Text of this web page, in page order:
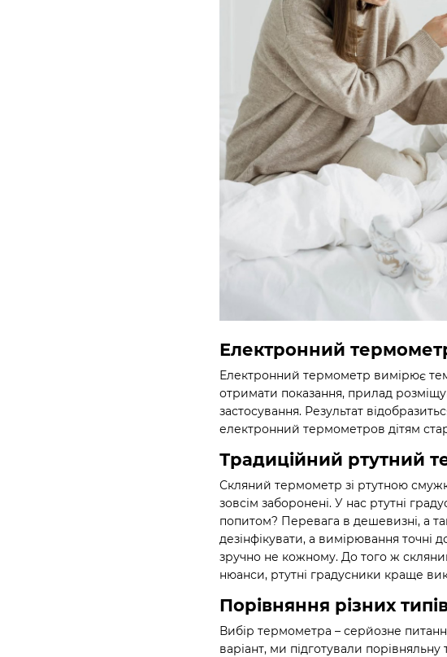
Електронний
Електронний термометр вимірює
отримати показання, прилад
застосування. Результат
електронний термометров дітям
Традиційний ртутний
Скляний термометр зі ртутною
зовсім заборонені. У нас ртутні
попитом? Перевага в дешевизні, а
дезінфікувати, а вимірювання точні
зручно не кожному. До того ж
нюанси, ртутні градусники краще
Порівняння різних
Вибір термометра – серйозне
варіант, ми підготували